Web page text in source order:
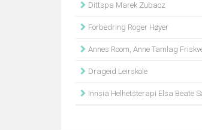
Dittspa Marek Zubacz
Forbedring Roger Høyer
Annes Room, Anne Tamlag
Drageid Leirskole
Innsia Helhetsterapi Elsa Beate